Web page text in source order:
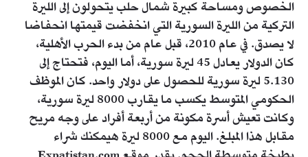
الخصوص ومساحة كبيرة شمال حلب يتحولون إلى الليرة
التركية من الليرة السورية التي انخفضت قيمتها انحفاضا
لا يصدق. في عام 2010، قبل عام من بدء الحرب الأهلية،
كان الدولار يعادل 45 ليرة سورية، أما اليوم، فتحتاج إلى
5.130 ليرة سورية للحصول على دولار واحد. كان الموظف
الحكومي المتوسط يكسب ما يقارب 8000 ليرة سورية،
وكانت تعيش أسرة مكونة من أربعة أفراد على وجه مريح
مقابل هذا المبلغ. اليوم مع 8000 ليرة هيمكنك شراء